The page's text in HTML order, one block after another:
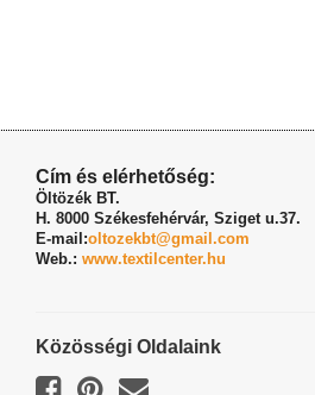
Cím és elérhetőség:
Öltözék BT.
H. 8000 Székesfehérvár, Sziget u.37.
E-mail:oltozekbt@gmail.com
Web.: www.textilcenter.hu
Közösségi Oldalaink